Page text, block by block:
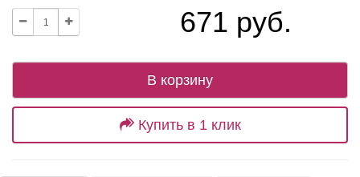
671 руб.
В корзину
Купить в 1 клик